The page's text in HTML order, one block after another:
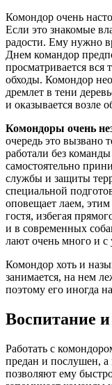
Комондор очень
Если это знакомые
радости. Ему нужно
Днем командор
просматривается вся
обходы. Комондор
дремлет в тени
и оказывается возле
Комондоры очень
очередь это вызвано
работали без
самостоятельно
службы и защиты
специальной
оповещает лаем, этим
гостя, избегая
и в современных
лают очень много и с
Комондор хоть и
занимается, на нем
поэтому его иногда
Воспитание и
Работать с
предан и послушен, а
позволяют ему